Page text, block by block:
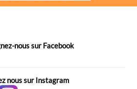
nous sur Facebook
nous sur Instagram